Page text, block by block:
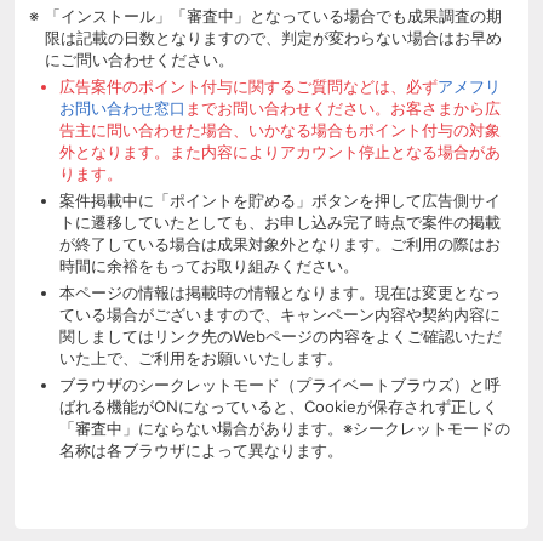
「インストール」「審査中」となっている場合でも成果調査の期
限は記載の日数となりますので、判定が変わらない場合はお早め
にご問い合わせください。
広告案件のポイント付与に関するご質問などは、必ずアメフリ
お問い合わせ窓口 までお問い合わせください。お客さまから広
告主に問い合わせた場合、いかなる場合もポイント付与の対象
外となります。また内容によりアカウント停止となる場合があ
ります。
案件掲載中に「ポイントを貯める」ボタンを押して広告側サイ
トに遷移していたとしても、お申し込み完了時点で案件の掲載
が終了している場合は成果対象外となります。ご利用の際はお
時間に余裕をもってお取り組みください。
本ページの情報は掲載時の情報となります。現在は変更となっ
ている場合がございますので、キャンペーン内容や契約内容に
関しましてはリンク先のWebページの内容をよくご確認いただ
いた上で、ご利用をお願いいたします。
ブラウザのシークレットモード（プライベートブラウズ）と呼
ばれる機能がONになっていると、Cookieが保存されず正しく
「審査中」にならない場合があります。※シークレットモードの
名称は各ブラウザによって異なります。